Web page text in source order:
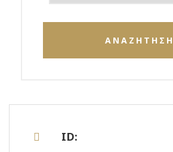
ΑΝΑΖΗΤΗΣΗ
ID: